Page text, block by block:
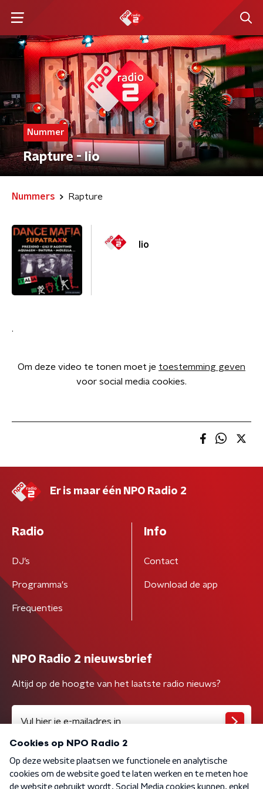
Nummer
Rapture - Iio
Nummers Rapture
Iio
.
Om deze video te tonen moet je toestemming geven
voor social media cookies.
Er is maar één NPO Radio 2
Radio
DJ’s
Programma's
Frequenties
Info
Contact
Download de app
NPO Radio 2 nieuwsbrief
Altijd op de hoogte van het laatste radio nieuws?